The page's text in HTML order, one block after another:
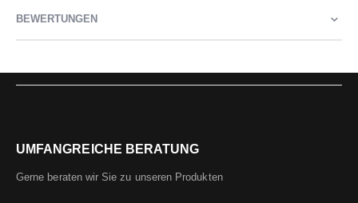
BEWERTUNGEN
UMFANGREICHE BERATUNG
Gerne beraten wir Sie zu unseren Produkten